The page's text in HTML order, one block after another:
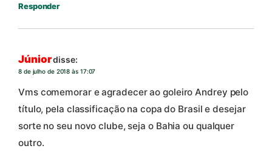
Responder
Júniordisse:
8 de julho de 2018 às 17:07
Vms comemorar e agradecer ao goleiro Andrey pelo
título, pela classificação na copa do Brasil e desejar
sorte no seu novo clube, seja o Bahia ou qualquer
outro.